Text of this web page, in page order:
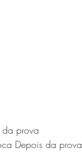
prova
Depois da prova